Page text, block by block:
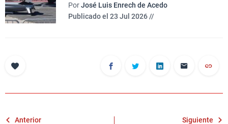
PorJosé Luis Enrech de Acedo
Publicado el 23 Jul 2026 //
Anterior Siguiente